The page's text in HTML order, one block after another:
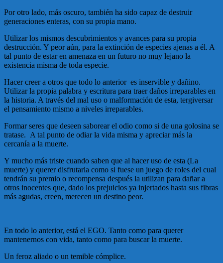
Por otro lado, más oscuro, también ha sido capaz de destruir
generaciones enteras, con su propia mano.
Utilizar los mismos descubrimientos y avances para su propia
destrucción. Y peor aún, para la extinción de especies ajenas a él. A
tal punto de estar en amenaza en un futuro no muy lejano la
existencia misma de toda especie.
Hacer creer a otros que todo lo anterior es inservible y dañino.
Utilizar la propia palabra y escritura para traer daños irreparables en
la historia. A través del mal uso o malformación de esta, tergiversar
el pensamiento mismo a niveles irreparables.
Formar seres que deseen saborear el odio como si de una golosina se
tratase. A tal punto de odiar la vida misma y apreciar más la
cercanía a la muerte.
Y mucho más triste cuando saben que al hacer uso de esta (La
muerte) y querer disfrutarla como si fuese un juego de roles del cual
tendrán su premio o recompensa después la utilizan para dañar a
otros inocentes que, dado los prejuicios ya injertados hasta sus fibras
más agudas, creen, merecen un destino peor.
En todo lo anterior, está el EGO. Tanto como para querer
mantenernos con vida, tanto como para buscar la muerte.
Un feroz aliado o un temible cómplice.